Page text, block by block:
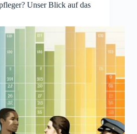
Unser Blick auf das